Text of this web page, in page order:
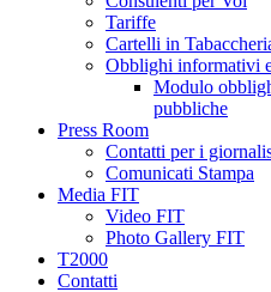
Tariffe
Cartelli in
Obblighi informativi
Modulo
pubbliche
Press Room
Contatti per i
Comunicati Stampa
Media FIT
Video FIT
Photo Gallery FIT
T2000
Contatti